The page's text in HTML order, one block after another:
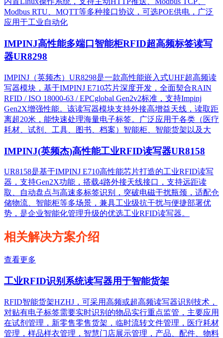
Modbus RTU、MQTT等多种接口协议，可选POE供电，广泛
应用于工业自动化
IMPINJ高性能多端口智能柜RFID超高频标签读写
器UR8298
IMPINJ（英频杰）UR8298是一款高性能嵌入式UHF超高频读
写器模块，基于IMPINJ E710芯片深度开发，全面契合RAIN
RFID / ISO 18000-63 / EPCglobal Gen2v2标准，支持Impinj
Gen2X增强性能。该读写器模块支持外接高增益天线，读取距
离超20米，能快速处理海量电子标签。广泛应用于各类（医疗
耗材、试剂、工具、图书、档案）智能柜、智能货架以及大
IMPINJ(英频杰)高性能工业RFID读写器UR8158
UR8158是基于IMPINJ E710高性能芯片打造的工业RFID读写
器，支持Gen2X功能，搭载4路外接天线接口，支持远距读
取、自动盘点与高速多标签识别，突破电磁干扰瓶颈，适配仓
储物流、智能柜等多场景，兼具工业级抗干扰与便捷部署优
势，是企业智能化管理升级的优选工业RFID读写器。
相关解决方案介绍
查看更多
工业RFID识别系统读写器用于智能货架
RFID智能货架HZHJ，可采用高频或超高频读写器识别技术，
对贴有电子标签需要实时识别的物品实行重点监管，主要应用
在试剂管理，新零售零售货架，临时流转文件管理，医疗耗材
管理，样品样衣管理，智慧门店展示管理，产品、配件、物料